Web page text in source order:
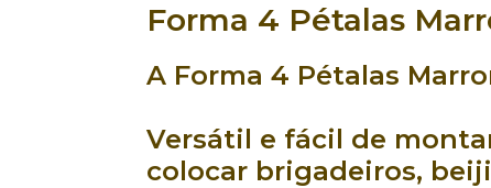
Forma 4 Pétalas
A Forma 4 Pétalas
Versátil e fácil de
colocar brigadeiros,